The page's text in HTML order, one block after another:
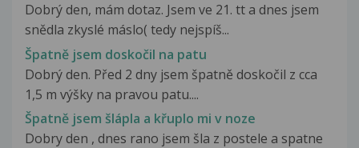
Dobrý den, mám dotaz. Jsem ve 21. tt a dnes jsem
snědla zkyslé máslo( tedy nejspíš...
Špatně jsem doskočil na patu
Dobrý den. Před 2 dny jsem špatně doskočil z cca
1,5 m výšky na pravou patu....
Špatně jsem šlápla a křuplo mi v noze
Dobry den , dnes rano jsem šla z postele a spatne